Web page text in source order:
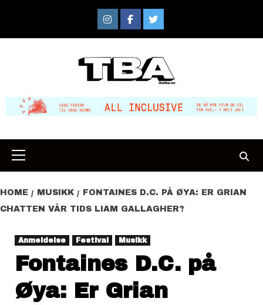
content
InstagramFacebook
Twitter
Primary
Menu
HOME MUSIKK
FONTAINES D.C. PÅ ØYA: ER GRIAN
CHATTEN VÅR TIDS LIAM GALLAGHER?
Anmeldelse Festival Musikk
Fontaines D.C. på
Øya: Er Grian